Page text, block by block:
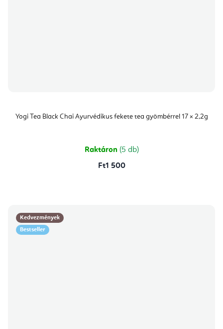
Yogi Tea Black Chai Ayurvédikus fekete tea gyömbérrel 17 × 2,2g
Raktáron (5 db)
Ft1 500
Kedvezmények
Bestseller